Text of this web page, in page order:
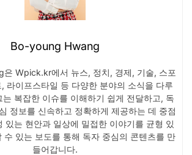
Bo-young Hwang
Wpick.kr에서 뉴스, 정치, 경제, 기술, 스포
라이프스타일 등 다양한 분야의 소식을 다루
는 복잡한 이슈를 이해하기 쉽게 전달하고, 독
정보를 신속하고 정확하게 제공하는 데 중점
있는 현안과 일상에 밀접한 이야기를 균형 있
수 있는 보도를 통해 독자 중심의 콘텐츠를 만
들어갑니다.